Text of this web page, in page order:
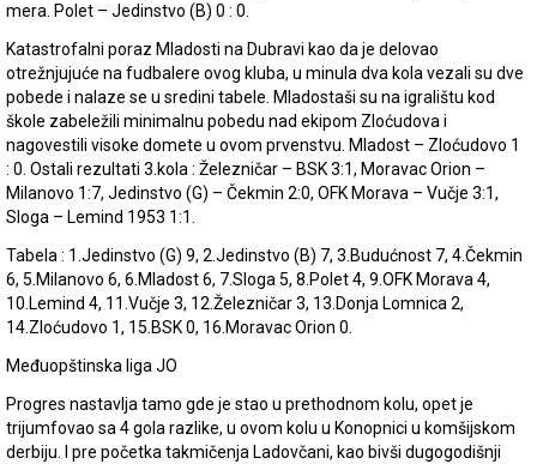
mera. Polet – Jedinstvo (B) 0 : 0.
Katastrofalni poraz Mladosti na Dubravi kao da je delovao
otrežnjujuće na fudbalere ovog kluba, u minula dva kola vezali su dve
pobede i nalaze se u sredini tabele. Mladostaši su na igralištu kod
škole zabeležili minimalnu pobedu nad ekipom Zloćudova i
nagovestili visoke domete u ovom prvenstvu. Mladost – Zloćudovo 1
: 0. Ostali rezultati 3.kola : Železničar – BSK 3:1, Moravac Orion –
Milanovo 1:7, Jedinstvo (G) – Čekmin 2:0, OFK Morava – Vučje 3:1,
Sloga – Lemind 1953 1:1.
Tabela : 1.Jedinstvo (G) 9, 2.Jedinstvo (B) 7, 3.Budućnost 7, 4.Čekmin
6, 5.Milanovo 6, 6.Mladost 6, 7.Sloga 5, 8.Polet 4, 9.OFK Morava 4,
10.Lemind 4, 11.Vučje 3, 12.Železničar 3, 13.Donja Lomnica 2,
14.Zloćudovo 1, 15.BSK 0, 16.Moravac Orion 0.
Međuopštinska liga JO
Progres nastavlja tamo gde je stao u prethodnom kolu, opet je
trijumfovao sa 4 gola razlike, u ovom kolu u Konopnici u komšijskom
derbiju. I pre početka takmičenja Ladovčani, kao bivši dugogodišnji